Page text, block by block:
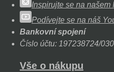
Inspirujte se na našem
Podívejte se na náš
Bankovní spojení
Číslo účtu: 197238724/
Vše o nákupu